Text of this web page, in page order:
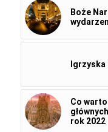
Boże
Co
rok 2022